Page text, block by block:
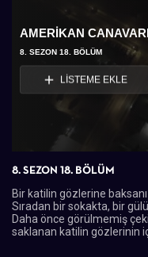
AMERIKAN
8. SEZON 18. BÖLÜM
LİSTEME EKLE
8. SEZON 18. BÖLÜM
Bir katilin gözlerine
Sıradan bir sokakta, bir
Daha önce görülmemiş
saklanan katilin gözlerinin